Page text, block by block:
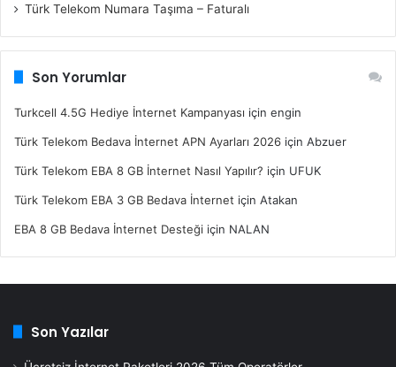
Türk Telekom Numara Taşıma – Faturalı
Son Yorumlar
Turkcell 4.5G Hediye İnternet Kampanyası için engin
Türk Telekom Bedava İnternet APN Ayarları 2026 için Abzuer
Türk Telekom EBA 8 GB İnternet Nasıl Yapılır? için UFUK
Türk Telekom EBA 3 GB Bedava İnternet için Atakan
EBA 8 GB Bedava İnternet Desteği için NALAN
Son Yazılar